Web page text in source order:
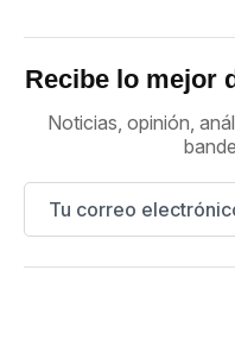
Recibe lo mejor
Noticias, opinión,